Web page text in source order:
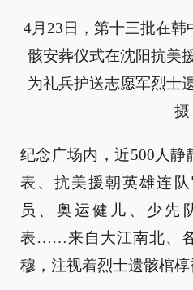
4月23日，第十三批在
骸安葬仪式在沈阳抗美
为礼兵护送志愿军烈士
摄
纪念广场内，近500人
表、抗美援朝英雄连
员、奥运健儿、少先
表……来自大江南北、
穆，注视着烈士遗骸棺椁